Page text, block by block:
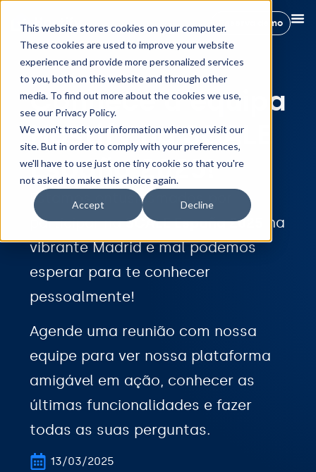
This website stores cookies on your computer.
These cookies are used to improve your website
experience and provide more personalized services
to you, both on this website and through other
media. To find out more about the cookies we use,
see our Privacy Policy.
We won't track your information when you visit our
site. But in order to comply with your preferences,
we'll have to use just one tiny cookie so that you're
not asked to make this choice again.
Accept Decline
Reserva demo
Conhece a equipa
Hostify na SCALE
España 2025!
Estamos entusiasmados por
participar naSCALE España 2025
na
vibrante Madrid e mal podemos
esperar para te conhecer
pessoalmente!
Agende uma reunião com nossa
equipe para ver nossa plataforma
amigável em ação, conhecer as
últimas funcionalidades e fazer
todas as suas perguntas.
13/03/2025